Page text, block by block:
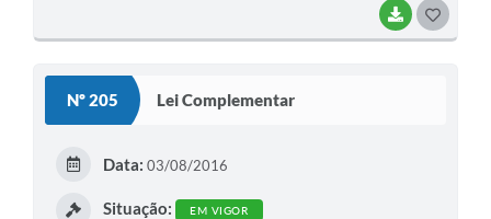
BAIXAR
Nº 205 Lei Complementar
Data: 03/08/2016
Situação: EM VIGOR